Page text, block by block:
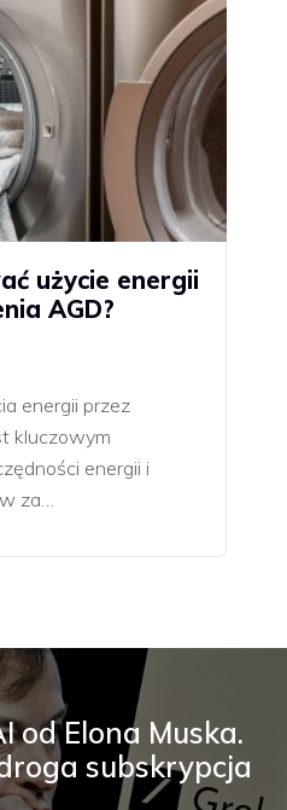
użycie energii
AGD?
energii przez
kluczowym
energii i
za…
od Elona Muska.
subskrypcja